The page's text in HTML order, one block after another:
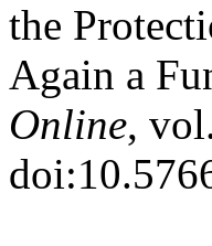
the
Again a
Online,